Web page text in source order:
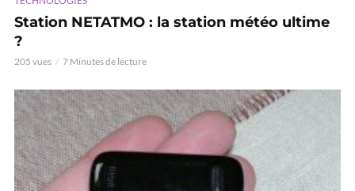
Station NETATMO : la station météo ultime
?
205 vues 7 Minutes de lecture